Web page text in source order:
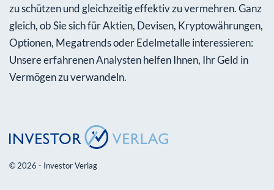
zu schützen und gleichzeitig effektiv zu vermehren. Ganz
gleich, ob Sie sich für Aktien, Devisen, Kryptowährungen,
Optionen, Megatrends oder Edelmetalle interessieren:
Unsere erfahrenen Analysten helfen Ihnen, Ihr Geld in
Vermögen zu verwandeln.
© 2026 - Investor Verlag